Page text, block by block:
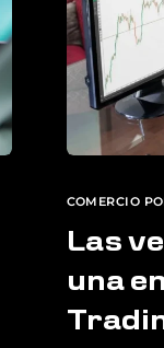
COMERCIO
Las
una